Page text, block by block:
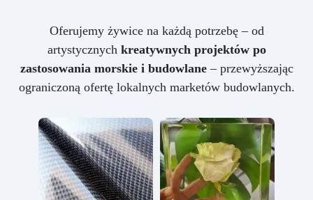
Oferujemy żywice na każdą potrzebę – od
artystycznych kreatywnych projektów po
zastosowania morskie i budowlane– przewyższając
ograniczoną ofertę lokalnych marketów budowlanych.